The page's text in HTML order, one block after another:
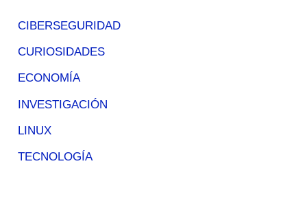
CIBERSEGURIDAD
CURIOSIDADES
ECONOMÍA
INVESTIGACIÓN
LINUX
TECNOLOGÍA